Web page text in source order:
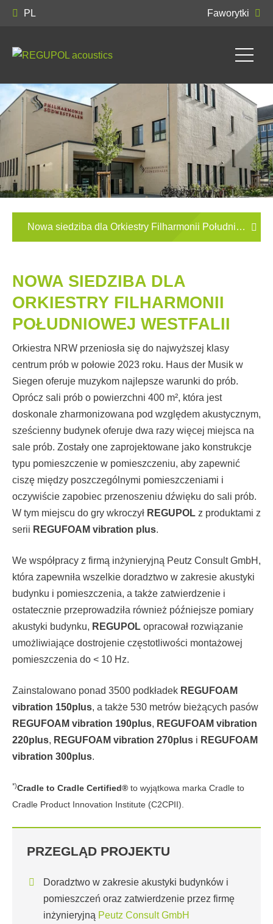
PL Faworytki
Nowa siedziba dla Orkiestry Filharmonii Południowej
NOWA SIEDZIBA DLA
ORKIESTRY FILHARMONII
POŁUDNIOWEJ WESTFALII
Orkiestra NRW przeniosła się do najwyższej klasy
centrum prób w połowie 2023 roku. Haus der Musik w
Siegen oferuje muzykom najlepsze warunki do prób.
Oprócz sali prób o powierzchni 400 m², która jest
doskonale zharmonizowana pod względem akustycznym,
sześcienny budynek oferuje dwa razy więcej miejsca na
sale prób. Zostały one zaprojektowane jako konstrukcje
typu pomieszczenie w pomieszczeniu, aby zapewnić
ciszę między poszczególnymi pomieszczeniami i
oczywiście zapobiec przenoszeniu dźwięku do sali prób.
W tym miejscu do gry wkroczył REGUPOL z produktami z
serii REGUFOAM vibration plus.
We współpracy z firmą inżynieryjną Peutz Consult GmbH,
która zapewniła wszelkie doradztwo w zakresie akustyki
budynku i pomieszczenia, a także zatwierdzenie i
ostatecznie przeprowadziła również późniejsze pomiary
akustyki budynku, REGUPOL opracował rozwiązanie
umożliwiające dostrojenie częstotliwości montażowej
pomieszczenia do < 10 Hz.
Zainstalowano ponad 3500 podkładek REGUFOAM
vibration 150plus, a także 530 metrów bieżących pasów
REGUFOAM vibration 190plus, REGUFOAM vibration
220plus, REGUFOAM vibration 270plus i REGUFOAM
vibration 300plus.
*)Cradle to Cradle Certified® to wyjątkowa marka Cradle to
Cradle Product Innovation Institute (C2CPII).
PRZEGLĄD PROJEKTU
Doradztwo w zakresie akustyki budynków i
pomieszczeń oraz zatwierdzenie przez firmę
inżynieryjną Peutz Consult GmbH